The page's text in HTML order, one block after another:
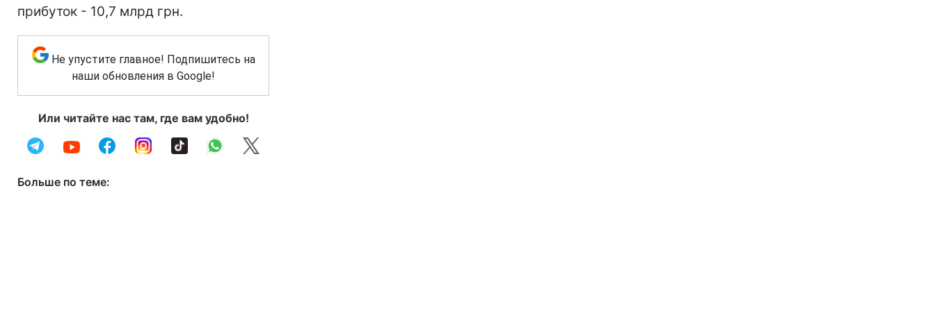
прибуток - 10,7 млрд грн.
Не упустите главное! Подпишитесь на
наши обновления в Google!
Или читайте нас там, где вам удобно!
Больше по теме: